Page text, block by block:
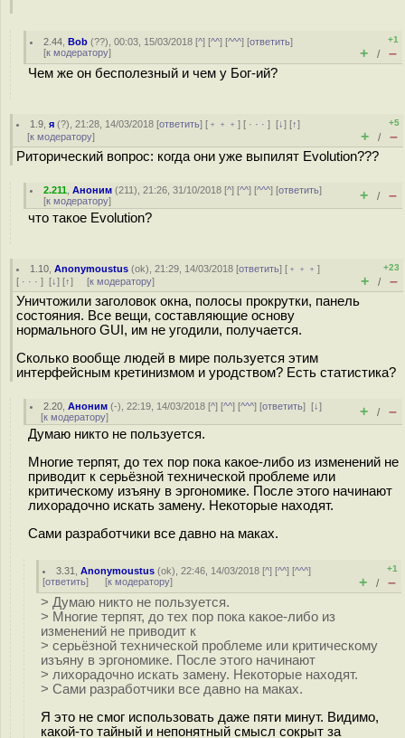
2.44 ,Bob (??), 00:03, 15/03/2018 [^] [^^] [^^^] [ответить]
[к модератору]
+1
+ / –
Чем же он бесполезный и чем у Бог-ий?
1.9 ,я (?), 21:28, 14/03/2018 [ответить] [ ﹢﹢﹢] [ · · ·][↓] [↑]
[к модератору]
+5
+ / –
Риторический вопрос: когда они уже выпилят Evolution???
2.211 ,Аноним (211), 21:26, 31/10/2018 [^] [^^] [^^^] [ответить]
[к модератору] + / –
что такое Evolution?
1.10 ,Anonymoustus (ok), 21:29, 14/03/2018 [ответить] [ ﹢﹢﹢]
[ · · · ] [↓] [↑] [к модератору]
+23
+ / –
Уничтожили заголовок окна, полосы прокрутки, панель
состояния. Все вещи, составляющие основу
нормального GUI, им не угодили, получается.
Сколько вообще людей в мире пользуется этим
интерфейсным кретинизмом и уродством? Есть статистика?
2.20 ,Аноним (-), 22:19, 14/03/2018 [^] [^^] [^^^] [ответить][↓]
[к модератору] + / –
Думаю никто не пользуется.
Многие терпят, до тех пор пока какое-либо из изменений не
приводит к серьёзной технической проблеме или
критическому изъяну в эргономике. После этого начинают
лихорадочно искать замену. Некоторые находят.
Сами разработчики все давно на маках.
3.31 ,Anonymoustus (ok), 22:46, 14/03/2018 [^] [^^] [^^^]
[ответить] [к модератору]
+1
+ / –
> Думаю никто не пользуется.
> Многие терпят, до тех пор пока какое-либо из
изменений не приводит к
> серьёзной технической проблеме или критическому
изъяну в эргономике. После этого начинают
> лихорадочно искать замену. Некоторые находят.
> Сами разработчики все давно на маках.
Я это не смог использовать даже пяти минут. Видимо,
какой-то тайный и непонятный смысл сокрыт за